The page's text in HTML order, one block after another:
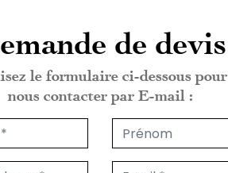
de devis
le formulaire ci-dessous pour
nous contacter par E-mail :